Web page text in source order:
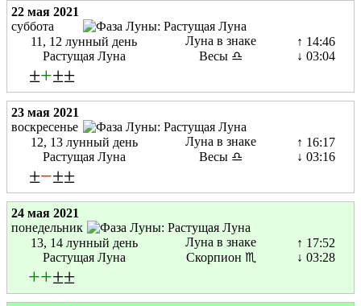
22 мая 2021
суббота
11, 12 лунный день
Растущая Луна
Луна в знаке
Весы ♎
↑ 14:46
↓ 03:04
±+±±
23 мая 2021
воскресенье
12, 13 лунный день
Растущая Луна
Луна в знаке
Весы ♎
↑ 16:17
↓ 03:16
±−±±
24 мая 2021
понедельник
13, 14 лунный день
Растущая Луна
Луна в знаке
Скорпион ♏
↑ 17:52
↓ 03:28
++±±